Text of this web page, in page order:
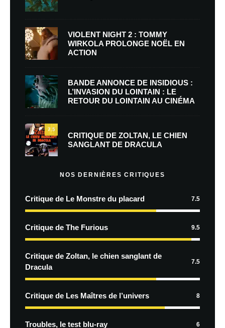
VIOLENT NIGHT 2 : TOMMY
WIRKOLA PROLONGE NOËL EN
ACTION
BANDE ANNONCE DE INSIDIOUS :
L’INVASION DU LOINTAIN : LE
RETOUR DU LOINTAIN AU CINÉMA
7.5
CRITIQUE DE ZOLTAN, LE CHIEN
SANGLANT DE DRACULA
NOS DERNIÈRES CRITIQUES
Critique de Le Monstre du placard 7.5
Critique de The Furious 9.5
Critique de Zoltan, le chien sanglant de
Dracula
7.5
Critique de Les Maîtres de l’univers 8
Troubles, le test blu-ray 6